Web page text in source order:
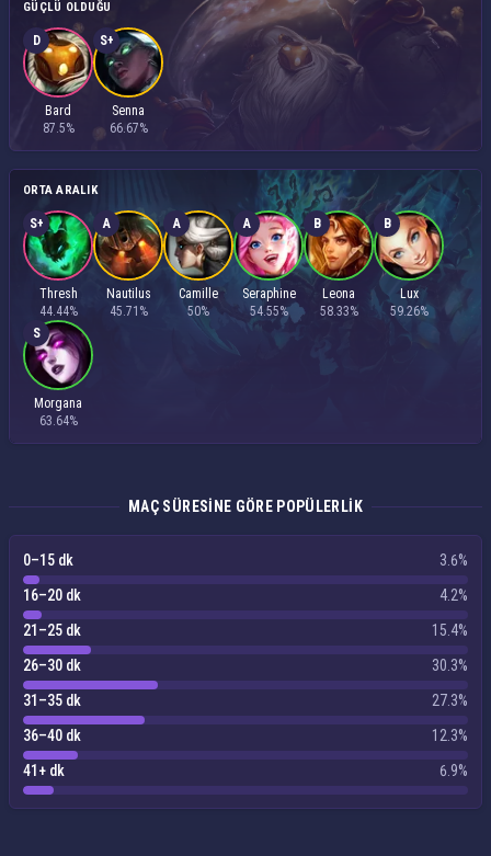
GÜÇLÜ OLDUĞU
D
Bard
87.5%
S+
Senna
66.67%
ORTA ARALIK
S+
Thresh
44.44%
A
Nautilus
45.71%
A
Camille
50%
A
Seraphine
54.55%
B
Leona
58.33%
B
Lux
59.26%
S
Morgana
63.64%
MAÇ SÜRESINE GÖRE POPÜLERLIK
0–15 dk
3.6%
16–20 dk
4.2%
21–25 dk
15.4%
26–30 dk
30.3%
31–35 dk
27.3%
36–40 dk
12.3%
41+ dk
6.9%